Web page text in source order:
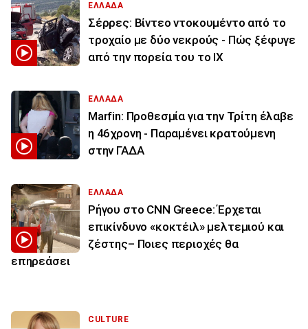
ΕΛΛΑΔΑ
Σέρρες: Βίντεο ντοκουμέντο από το
τροχαίο με δύο νεκρούς - Πώς ξέφυγε
από την πορεία του το ΙΧ
ΕΛΛΑΔΑ
Marfin: Προθεσμία για την Τρίτη έλαβε
η 46χρονη - Παραμένει κρατούμενη
στην ΓΑΔΑ
ΕΛΛΑΔΑ
Ρήγου στο CNN Greece: Έρχεται
επικίνδυνο «κοκτέιλ» μελτεμιού και
ζέστης– Ποιες περιοχές θα
επηρεάσει
CULTURE